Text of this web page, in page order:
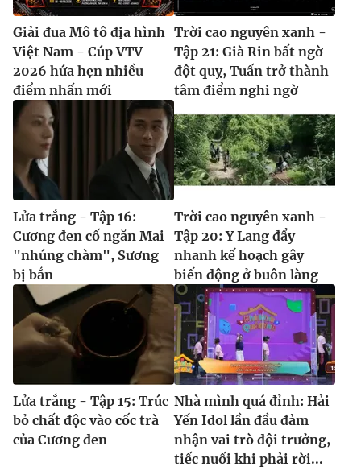
Giải đua Mô tô địa hình
Việt Nam - Cúp VTV
2026 hứa hẹn nhiều
điểm nhấn mới
Trời cao nguyên xanh -
Tập 21: Già Rin bất ngờ
đột quỵ, Tuấn trở thành
tâm điểm nghi ngờ
Lửa trắng - Tập 16:
Cương đen cố ngăn Mai
"nhúng chàm", Sương
bị bắn
Trời cao nguyên xanh -
Tập 20: Y Lang đẩy
nhanh kế hoạch gây
biến động ở buôn làng
Lửa trắng - Tập 15: Trúc
bỏ chất độc vào cốc trà
của Cương đen
Nhà mình quá đỉnh: Hải
Yến Idol lần đầu đảm
nhận vai trò đội trưởng,
tiếc nuối khi phải rời...